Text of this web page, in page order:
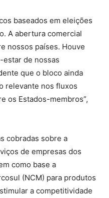
baseados em eleições
A abertura comercial
nossos países. Houve
de nossas
que o bloco ainda
relevante nos fluxos
os Estados-membros”,
cobradas sobre a
de empresas dos
como base a
(NCM) para produtos
a competitividade